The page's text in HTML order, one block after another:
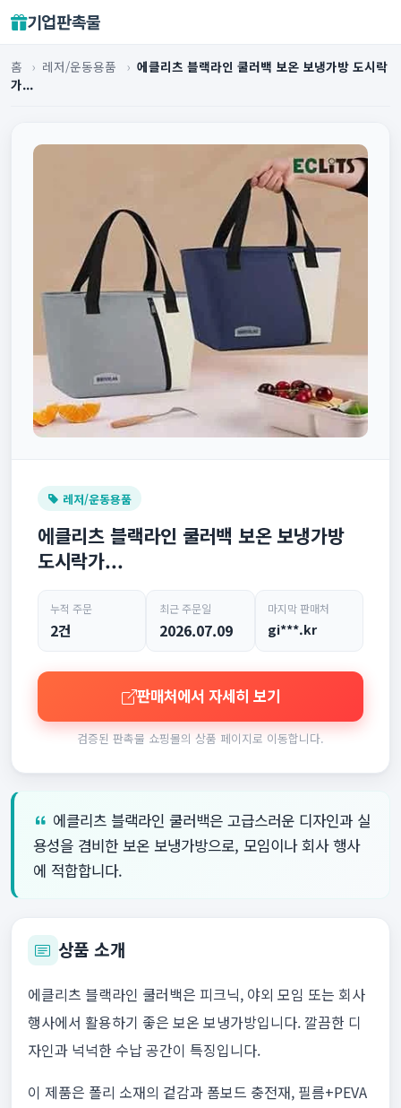
기업판촉물
홈 › 레저/운동용품 › 에클리츠 블랙라인 쿨러백 보온 보냉가방 도시락
가...
레저/운동용품
에클리츠 블랙라인 쿨러백 보온 보냉가방
도시락가...
누적 주문
2건
최근 주문일
2026.07.09
마지막 판매처
gi***.kr
판매처에서 자세히 보기
검증된 판촉물 쇼핑몰의 상품 페이지로 이동합니다.
에클리츠 블랙라인 쿨러백은 고급스러운 디자인과 실
용성을 겸비한 보온 보냉가방으로, 모임이나 회사 행사
에 적합합니다.
상품 소개
에클리츠 블랙라인 쿨러백은 피크닉, 야외 모임 또는 회사
행사에서 활용하기 좋은 보온 보냉가방입니다. 깔끔한 디
자인과 넉넉한 수납 공간이 특징입니다.
이 제품은 폴리 소재의 겉감과 폼보드 충전재, 필름+PEVA